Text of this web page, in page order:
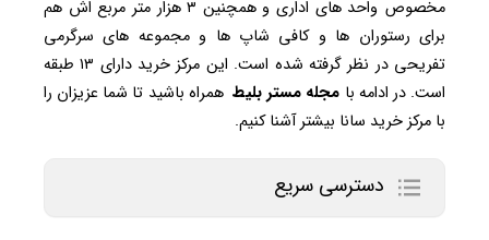
مخصوص واحد های اداری و همچنین ۳ هزار متر مربع اش هم
برای رستوران ها و کافی شاپ ها و مجموعه های سرگرمی
تفریحی در نظر گرفته شده است. این مرکز خرید دارای ۱۳ طبقه
است. در ادامه با مجله مستر بلیط همراه باشید تا شما عزیزان را
با مرکز خرید سانا بیشتر آشنا کنیم.
دسترسی سریع